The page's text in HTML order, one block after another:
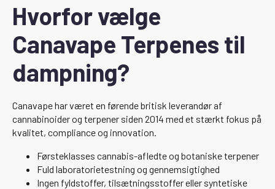
Hvorfor vælge
Canavape Terpenes til
dampning?
Canavape har været en førende britisk leverandør af
cannabinoider og terpener siden 2014 med et stærkt fokus på
kvalitet, compliance og innovation.
Førsteklasses cannabis-afledte og botaniske terpener
Fuld laboratorietestning og gennemsigtighed
Ingen fyldstoffer, tilsætningsstoffer eller syntetiske